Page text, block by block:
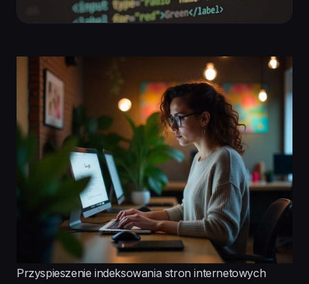
Przyspieszenie indeksowania stron internetowych